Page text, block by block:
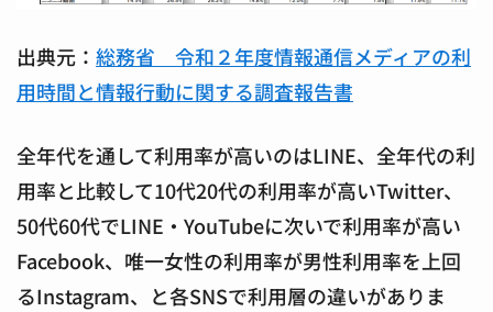
出典元： 総務省 令和２年度情報通信メディアの利
用時間と情報行動に関する調査報告書
全年代を通して利用率が高いのはLINE、全年代の利
用率と比較して10代20代の利用率が高いTwitter、
50代60代でLINE・YouTubeに次いで利用率が高い
Facebook、唯一女性の利用率が男性利用率を上回
るInstagram、と各SNSで利用層の違いがありま